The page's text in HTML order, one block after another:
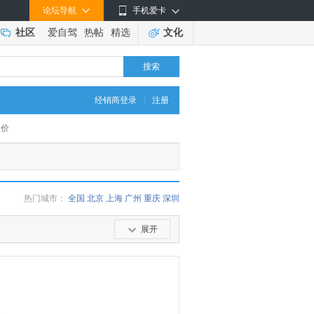
手机爱卡
论坛导航
社区 爱自驾 热帖 精选 文化
搜索
经销商登录 注册
热门城市： 全国 北京 上海 广州 重庆 深圳
展开